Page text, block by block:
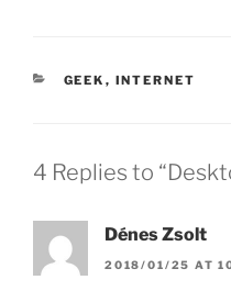
CATEGORIES
GEEK , INTERNET
4 Replies to
Dénes Zsolt
2018/01/25 AT